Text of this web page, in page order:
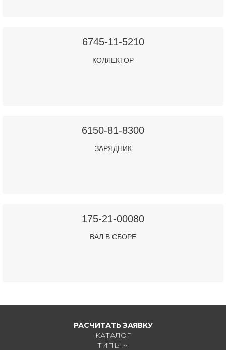
6745-11-5210
КОЛЛЕКТОР
6150-81-8300
ЗАРЯДНИК
175-21-00080
ВАЛ В СБОРЕ
РАСЧИТАТЬ ЗАЯВКУ
КАТАЛОГ
ТИПЫ